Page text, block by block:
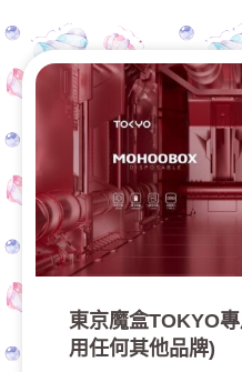
東京魔盒TOKYO
用任何其他品牌)